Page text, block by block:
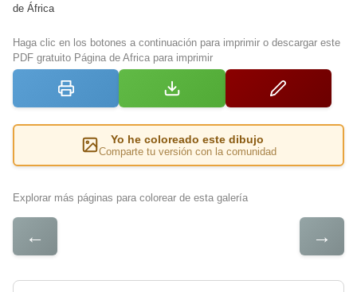
de África
Haga clic en los botones a continuación para imprimir o descargar este
PDF gratuito Página de Africa para imprimir
Yo he coloreado este dibujo
Comparte tu versión con la comunidad
Explorar más páginas para colorear de esta galería
← →